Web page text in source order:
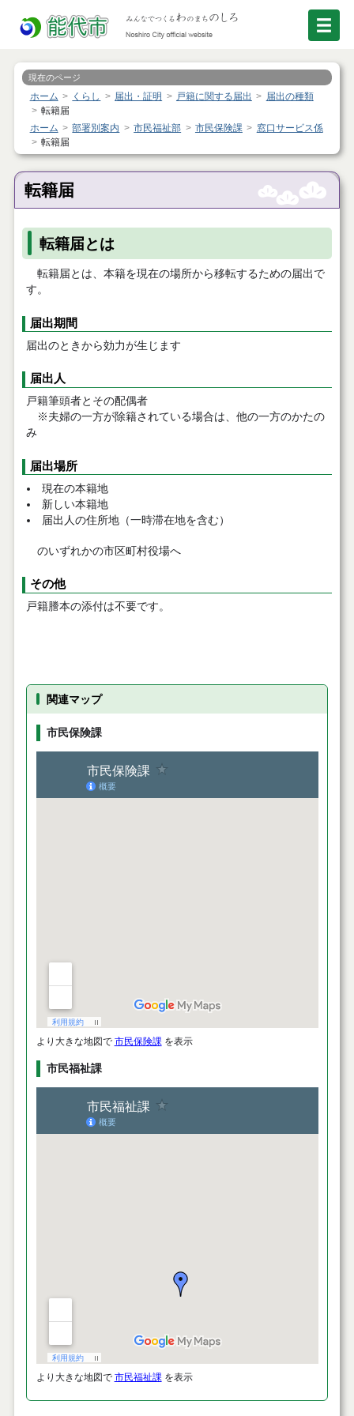
現在のページ
ホーム くらし 届出・証明 戸籍に関する届出
届出の種類
転籍届
ホーム
部署別案内 市民福祉部 市民保険課
窓口サービス係
転籍届
転籍届
転籍届とは
転籍届とは、本籍を現在の場所から移転するための届出で
す。
届出期間
届出のときから効力が生じます
届出人
戸籍筆頭者とその配偶者
※夫婦の一方が除籍されている場合は、他の一方のかたの
み
届出場所
現在の本籍地
新しい本籍地
届出人の住所地（一時滞在地を含む）
のいずれかの市区町村役場へ
その他
戸籍謄本の添付は不要です。
関連マップ
市民保険課
より大きな地図で 市民保険課を表示
市民福祉課
より大きな地図で 市民福祉課を表示